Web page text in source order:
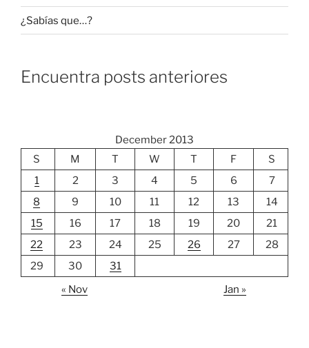
¿Sabías que…?
Encuentra posts anteriores
December 2013
S
M T W T F
S
1
2 3 4 5 6
7
8
9 10 11 12 13
14
15
16 17 18 19 20
21
22
23 24 25 26 27
28
29
30
31
« Nov
Jan »